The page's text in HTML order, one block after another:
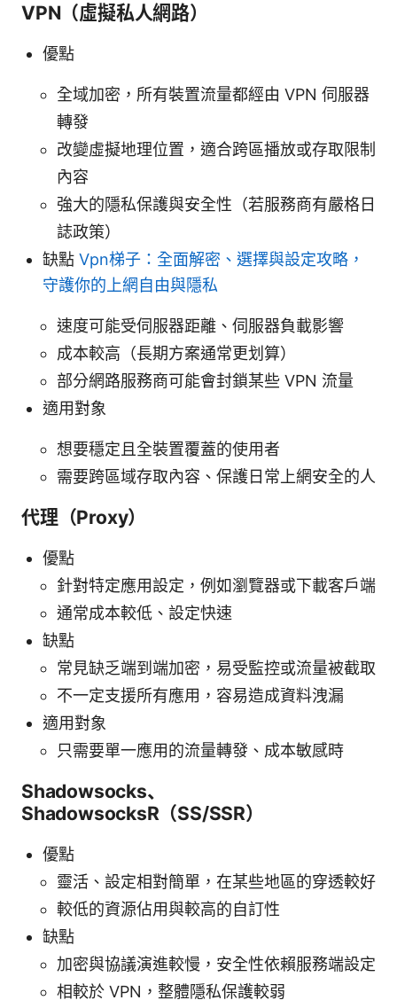
VPN（虛擬私人網路）
優點
全域加密，所有裝置流量都經由 VPN 伺服器
轉發
改變虛擬地理位置，適合跨區播放或存取限制
內容
強大的隱私保護與安全性（若服務商有嚴格日
誌政策）
缺點 Vpn梯子：全面解密、選擇與設定攻略，
守護你的上網自由與隱私
速度可能受伺服器距離、伺服器負載影響
成本較高（長期方案通常更划算）
部分網路服務商可能會封鎖某些 VPN 流量
適用對象
想要穩定且全裝置覆蓋的使用者
需要跨區域存取內容、保護日常上網安全的人
代理（Proxy）
優點
針對特定應用設定，例如瀏覽器或下載客戶端
通常成本較低、設定快速
缺點
常見缺乏端到端加密，易受監控或流量被截取
不一定支援所有應用，容易造成資料洩漏
適用對象
只需要單一應用的流量轉發、成本敏感時
Shadowsocks、
ShadowsocksR（SS/SSR）
優點
靈活、設定相對簡單，在某些地區的穿透較好
較低的資源佔用與較高的自訂性
缺點
加密與協議演進較慢，安全性依賴服務端設定
相較於 VPN，整體隱私保護較弱